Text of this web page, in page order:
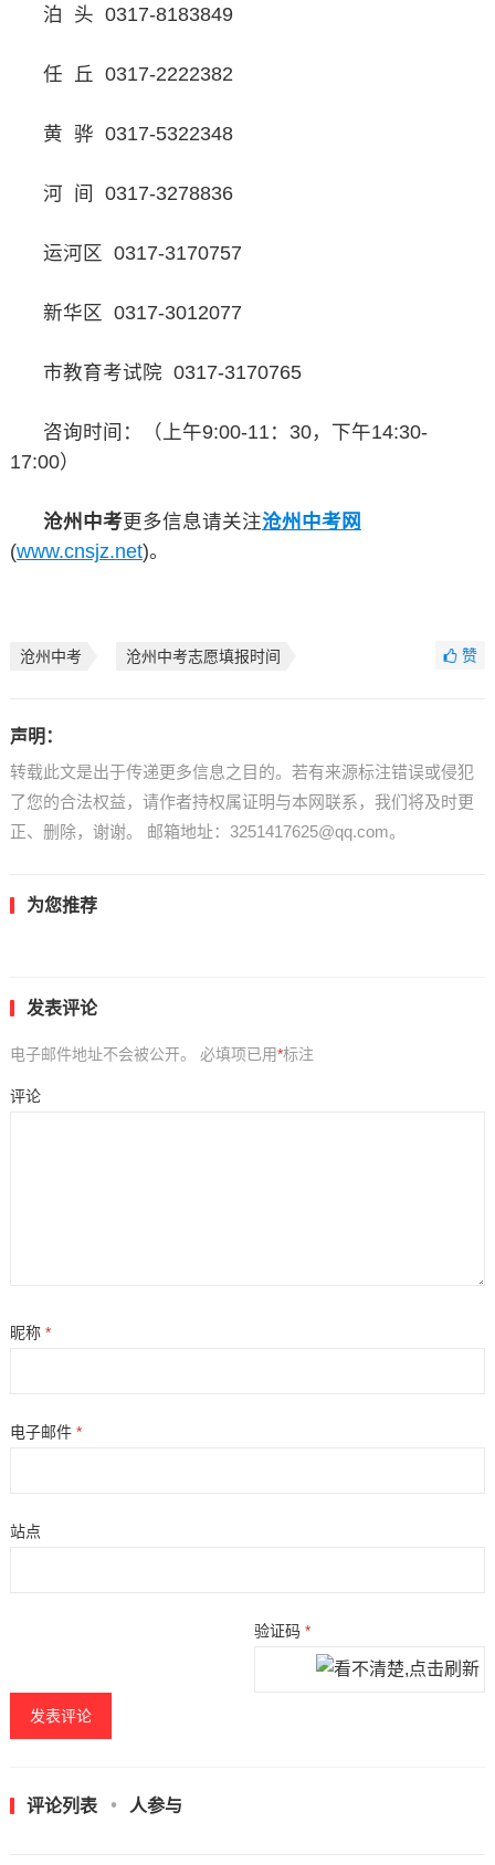
泊 头 0317-8183849
任 丘 0317-2222382
黄 骅 0317-5322348
河 间 0317-3278836
运河区 0317-3170757
新华区 0317-3012077
市教育考试院 0317-3170765
咨询时间：（上午9:00-11：30，下午14:30-
17:00）
沧州中考更多信息请关注沧州中考网
(www.cnsjz.net)。
沧州中考 沧州中考志愿填报时间 赞
声明：
转载此文是出于传递更多信息之目的。若有来源标注错误或侵犯
了您的合法权益，请作者持权属证明与本网联系，我们将及时更
正、删除，谢谢。 邮箱地址：3251417625@qq.com。
为您推荐
发表评论
电子邮件地址不会被公开。 必填项已用*标注
评论
昵称 *
电子邮件 *
站点
验证码*
评论列表 人参与